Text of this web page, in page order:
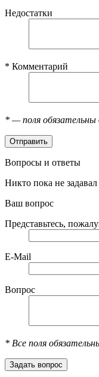
Недостатки
* Комментарий
* — поля обязательны
Вопросы и ответы
Никто пока не
Ваш вопрос
Представьтесь,
E-Mail
Вопрос
* Все поля